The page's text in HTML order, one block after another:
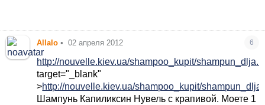
Allalo • 02 апреля 2012 6
http://nouvelle.kiev.ua/shampoo_kupit/shampun_dlja...
target="_blank"
>http://nouvelle.kiev.ua/shampoo_kupit/
Шампунь Капиликсин Нувель с крапивой. Моете 1